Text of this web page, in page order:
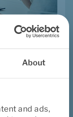
About
and ads,